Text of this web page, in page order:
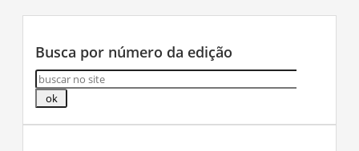
Busca por número da edição